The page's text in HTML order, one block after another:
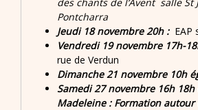
Pontcharra
Jeudi 18 novembre 20h : EAP
Vendredi 19 novembre 17h-
rue de Verdun
Dimanche 21 novembre 10h
Samedi 27 novembre 16h 18h
Madeleine : Formation autour